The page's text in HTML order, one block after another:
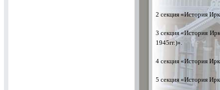
2 секция «История
3 секция «История
1945гг.)».
4 секция «История
5 секция «История